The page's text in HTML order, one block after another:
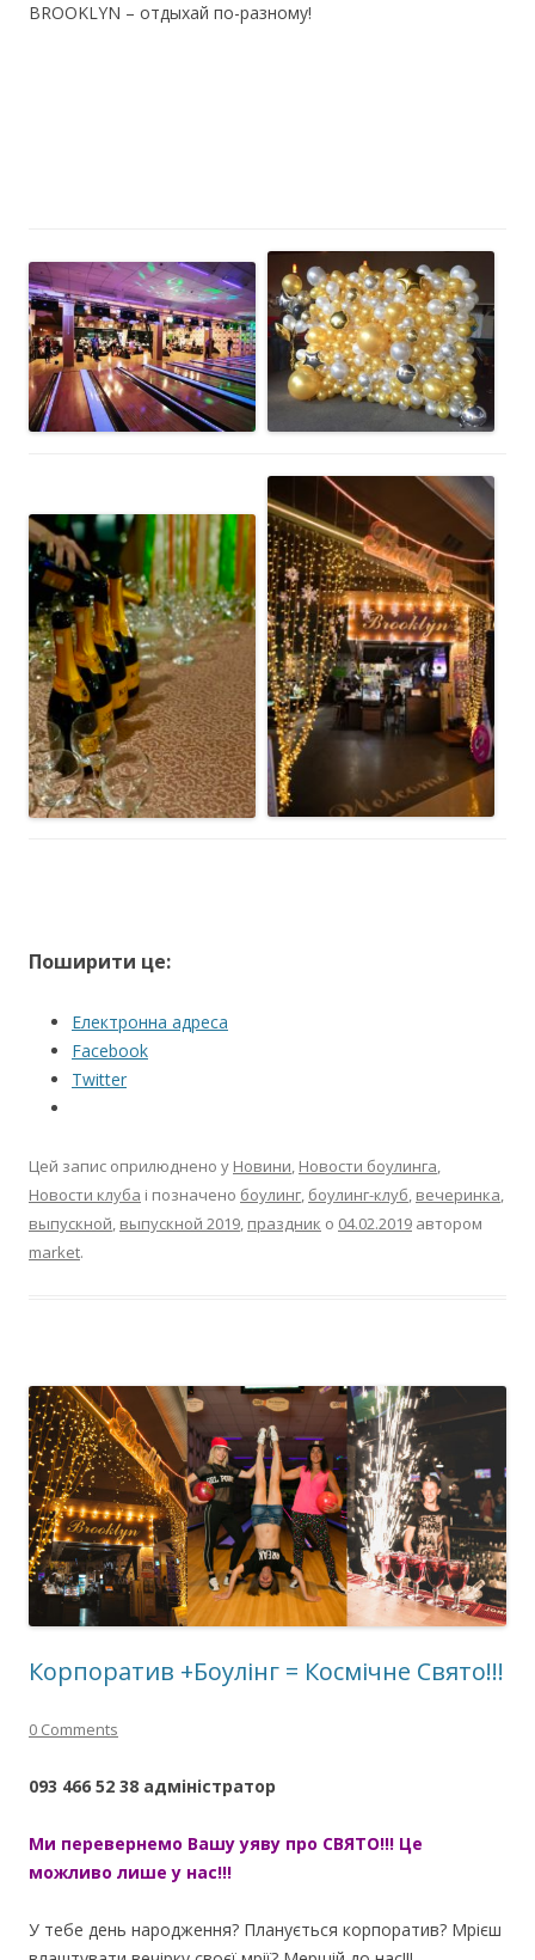
BROOKLYN – отдыхай по-разному!
Поширити це:
Електронна адреса
Facebook
Twitter
Цей запис оприлюднено у Новини, Новости боулинга,
Новости клуба і позначено боулинг, боулинг-клуб, вечеринка,
выпускной, выпускной 2019, праздник о 04.02.2019 автором
market.
Корпоратив +Боулінг = Космічне Свято!!!
0 Comments
093 466 52 38 адміністратор
Ми перевернемо Вашу уяву про СВЯТО!!! Це
можливо лише у нас!!!
У тебе день народження? Планується корпоратив? Мрієш